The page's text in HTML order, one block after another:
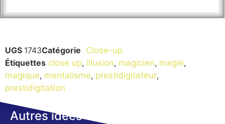
UGS 1743Catégorie Close-up
Étiquettes close up, illusion, magicien, magie,
magique, mentalisme, prestidigitateur,
prestidigitation
Autres idées